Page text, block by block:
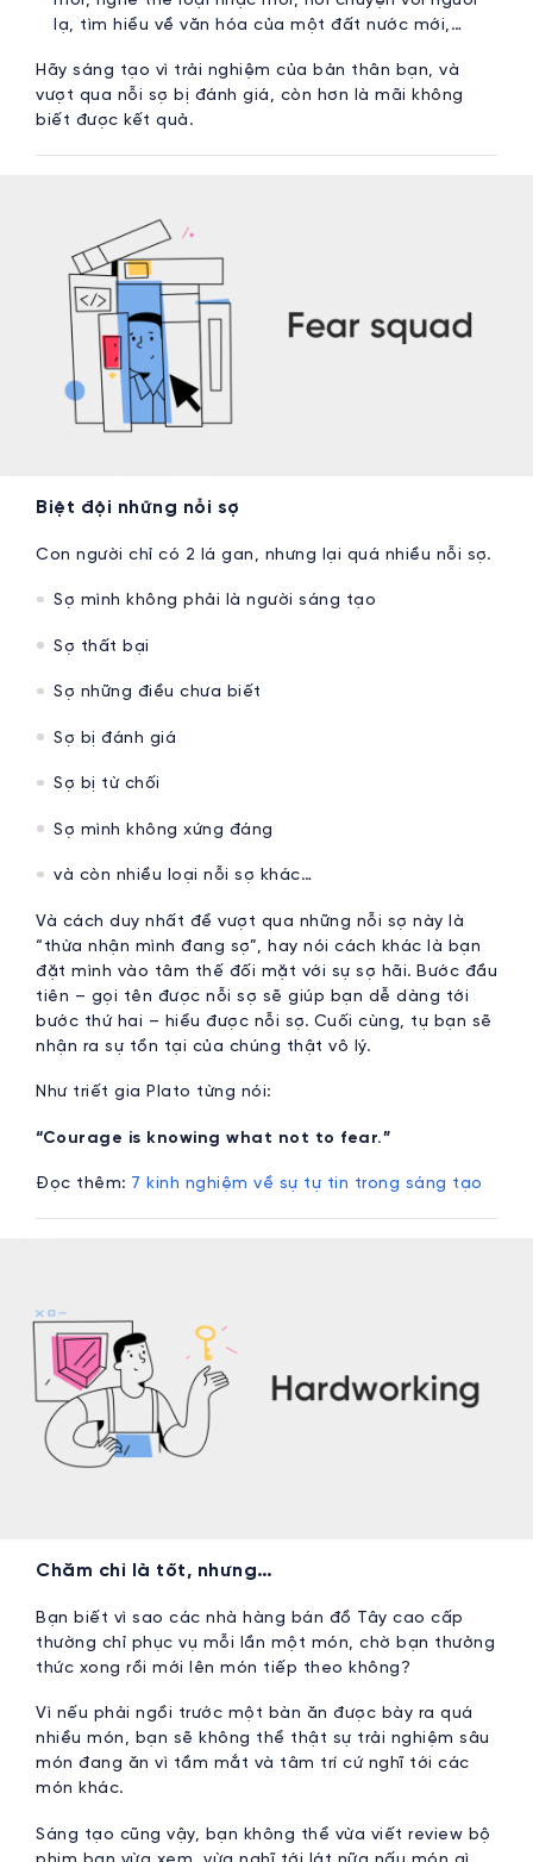
lạ, tìm hiểu về văn hóa của một đất nước mới,…
Hãy sáng tạo vì trải nghiệm của bản thân bạn, và
vượt qua nỗi sợ bị đánh giá, còn hơn là mãi không
biết được kết quả.
Biệt đội những nỗi sợ
Con người chỉ có 2 lá gan, nhưng lại quá nhiều nỗi sợ.
Sợ mình không phải là người sáng tạo
Sợ thất bại
Sợ những điều chưa biết
Sợ bị đánh giá
Sợ bị từ chối
Sợ mình không xứng đáng
và còn nhiều loại nỗi sợ khác…
Và cách duy nhất để vượt qua những nỗi sợ này là
“thừa nhận mình đang sợ”, hay nói cách khác là bạn
đặt mình vào tâm thế đối mặt với sự sợ hãi. Bước đầu
tiên – gọi tên được nỗi sợ sẽ giúp bạn dễ dàng tới
bước thứ hai – hiểu được nỗi sợ. Cuối cùng, tự bạn sẽ
nhận ra sự tồn tại của chúng thật vô lý.
Như triết gia Plato từng nói:
“Courage is knowing what not to fear.”
Đọc thêm: 7 kinh nghiệm về sự tự tin trong sáng tạo
Chăm chỉ là tốt, nhưng…
Bạn biết vì sao các nhà hàng bán đồ Tây cao cấp
thường chỉ phục vụ mỗi lần một món, chờ bạn thưởng
thức xong rồi mới lên món tiếp theo không?
Vì nếu phải ngồi trước một bàn ăn được bày ra quá
nhiều món, bạn sẽ không thể thật sự trải nghiệm sâu
món đang ăn vì tầm mắt và tâm trí cứ nghĩ tới các
món khác.
Sáng tạo cũng vậy, bạn không thể vừa viết review bộ